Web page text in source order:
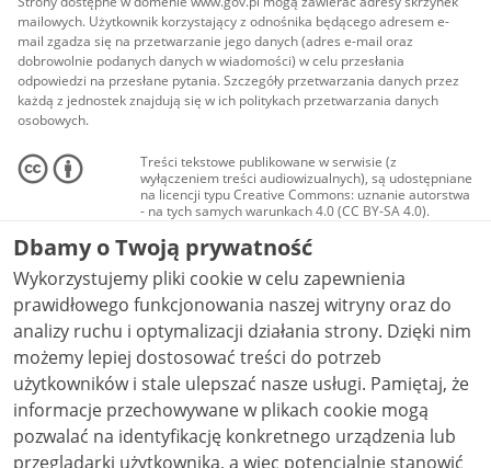
mailowych. Użytkownik korzystający z odnośnika będącego adresem e-
mail zgadza się na przetwarzanie jego danych (adres e-mail oraz
dobrowolnie podanych danych w wiadomości) w celu przesłania
odpowiedzi na przesłane pytania. Szczegóły przetwarzania danych przez
każdą z jednostek znajdują się w ich politykach przetwarzania danych
osobowych.
Treści tekstowe publikowane w serwisie (z
wyłączeniem treści audiowizualnych), są udostępniane
na licencji typu Creative Commons: uznanie autorstwa
- na tych samych warunkach 4.0 (CC BY-SA 4.0).
Materiały audiowizualne, w tym zdjęcia, materiały
audio i wideo, są udostępniane na licencji typu
Creative Commons: uznanie autorstwa użycie
niekomercyjne - bez utworów zależnych 4.0 (CC BY-
NC-ND 4.0), o ile nie jest to stwierdzone inaczej.
Dbamy o Twoją prywatność
Wykorzystujemy pliki cookie w celu zapewnienia
prawidłowego funkcjonowania naszej witryny oraz do
analizy ruchu i optymalizacji działania strony. Dzięki nim
możemy lepiej dostosować treści do potrzeb
użytkowników i stale ulepszać nasze usługi. Pamiętaj, że
informacje przechowywane w plikach cookie mogą
pozwalać na identyfikację konkretnego urządzenia lub
przeglądarki użytkownika, a więc potencjalnie stanowić